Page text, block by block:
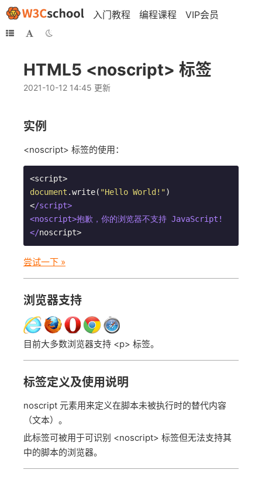
入门教程 编程课程 VIP会员
HTML5 <noscript> 标签
2021-10-12 14:45 更新
实例
<noscript> 标签的使用：
document .write( "Hello World!")
</script>
<noscript>抱歉，你的浏览器不支持 JavaScript!
</noscript>
尝试一下 »
浏览器支持
目前大多数浏览器支持 <p> 标签。
标签定义及使用说明
noscript 元素用来定义在脚本未被执行时的替代内容
（文本）。
此标签可被用于可识别 <noscript> 标签但无法支持其
中的脚本的浏览器。